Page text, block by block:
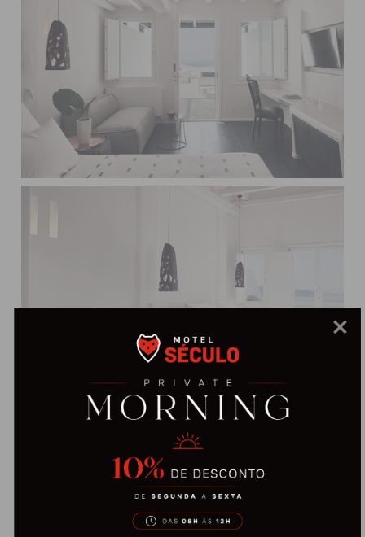
Special Guest Interview
Vivamus volutpat eros pulvinar velit laoreet, sit
tellus, sit amet viverra felis. Cras sagittis sem